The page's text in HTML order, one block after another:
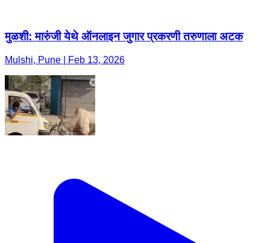
मुळशी: मारुंजी येथे ऑनलाइन जुगार प्रकरणी तरुणाला अटक
Mulshi, Pune | Feb 13, 2026